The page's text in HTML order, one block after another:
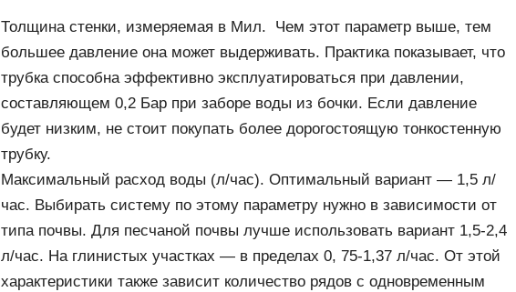
Толщина стенки, измеряемая в Мил. Чем этот параметр выше, тем
большее давление она может выдерживать. Практика показывает, что
трубка способна эффективно эксплуатироваться при давлении,
составляющем 0,2 Бар при заборе воды из бочки. Если давление
будет низким, не стоит покупать более дорогостоящую тонкостенную
трубку.
Максимальный расход воды (л/час). Оптимальный вариант — 1,5 л/
час. Выбирать систему по этому параметру нужно в зависимости от
типа почвы. Для песчаной почвы лучше использовать вариант 1,5-2,4
л/час. На глинистых участках — в пределах 0, 75-1,37 л/час. От этой
характеристики также зависит количество рядов с одновременным